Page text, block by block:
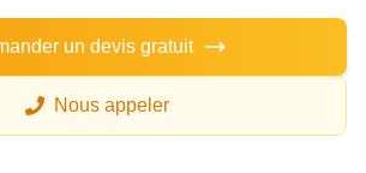
un devis gratuit
Nous appeler